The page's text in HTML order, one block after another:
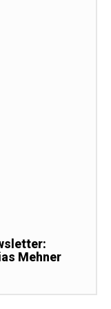
Mehner